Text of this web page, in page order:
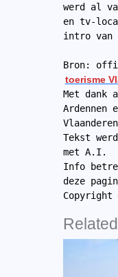
werd al
en tv-
intro van
toerisme
Met dank
Ardennen
Tekst
met A.I.
Info
deze
Copyright